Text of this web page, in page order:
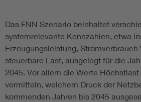
Innovative Netztechnologien
Umwelt- und Naturschutz
Das FNN Szenario beinhaltet
systemrelevante Kennzahlen, etwa
Erzeugungsleistung,
steuerbare Last, ausgelegt für die
2045. Vor allem die Werte
vermitteln, welchem Druck der
kommenden Jahren bis 2045